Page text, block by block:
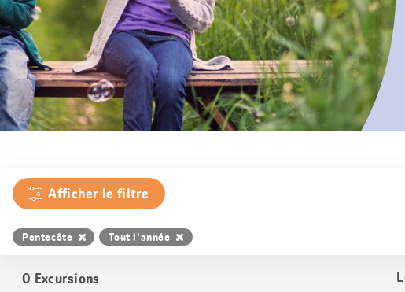
Afficher le filtre
Pentecôte Tout l'année
0 Excursions